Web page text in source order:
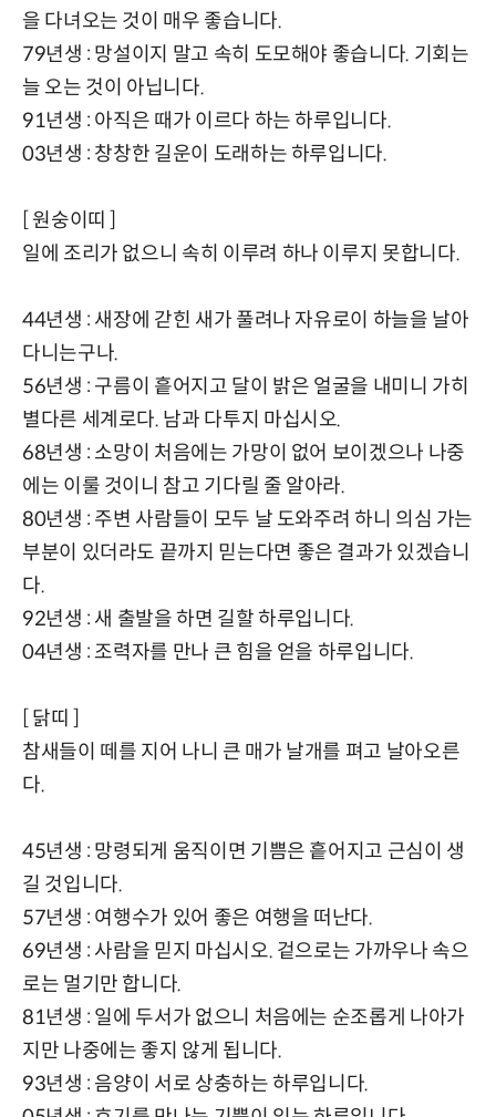
을 다녀오는 것이 매우 좋습니다.
79년생 : 망설이지 말고 속히 도모해야 좋습니다. 기회는
늘 오는 것이 아닙니다.
91년생 : 아직은 때가 이르다 하는 하루입니다.
03년생 : 창창한 길운이 도래하는 하루입니다.
[ 원숭이띠 ]
일에 조리가 없으니 속히 이루려 하나 이루지 못합니다.
44년생 : 새장에 갇힌 새가 풀려나 자유로이 하늘을 날아
다니는구나.
56년생 : 구름이 흩어지고 달이 밝은 얼굴을 내미니 가히
별다른 세계로다. 남과 다투지 마십시오.
68년생 : 소망이 처음에는 가망이 없어 보이겠으나 나중
에는 이룰 것이니 참고 기다릴 줄 알아라.
80년생 : 주변 사람들이 모두 날 도와주려 하니 의심 가는
부분이 있더라도 끝까지 믿는다면 좋은 결과가 있겠습니
다.
92년생 : 새 출발을 하면 길할 하루입니다.
04년생 : 조력자를 만나 큰 힘을 얻을 하루입니다.
[ 닭띠 ]
참새들이 떼를 지어 나니 큰 매가 날개를 펴고 날아오른
다.
45년생 : 망령되게 움직이면 기쁨은 흩어지고 근심이 생
길 것입니다.
57년생 : 여행수가 있어 좋은 여행을 떠난다.
69년생 : 사람을 믿지 마십시오. 겉으로는 가까우나 속으
로는 멀기만 합니다.
81년생 : 일에 두서가 없으니 처음에는 순조롭게 나아가
지만 나중에는 좋지 않게 됩니다.
93년생 : 음양이 서로 상충하는 하루입니다.